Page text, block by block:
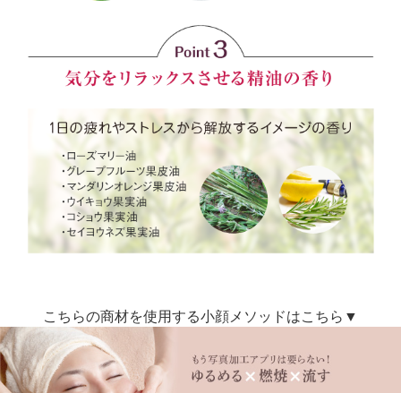
こちらの商材を使用する小顔メソッドはこちら▼